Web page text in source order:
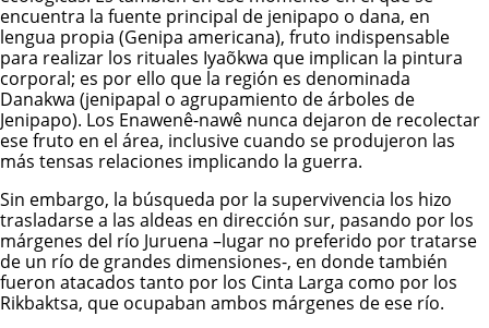
encuentra la fuente principal de jenipapo o dana, en
lengua propia (Genipa americana), fruto indispensable
para realizar los rituales Iyaõkwa que implican la pintura
corporal; es por ello que la región es denominada
Danakwa (jenipapal o agrupamiento de árboles de
Jenipapo). Los Enawenê-nawê nunca dejaron de recolectar
ese fruto en el área, inclusive cuando se produjeron las
más tensas relaciones implicando la guerra.
Sin embargo, la búsqueda por la supervivencia los hizo
trasladarse a las aldeas en dirección sur, pasando por los
márgenes del río Juruena –lugar no preferido por tratarse
de un río de grandes dimensiones-, en donde también
fueron atacados tanto por los Cinta Larga como por los
Rikbaktsa, que ocupaban ambos márgenes de ese río.